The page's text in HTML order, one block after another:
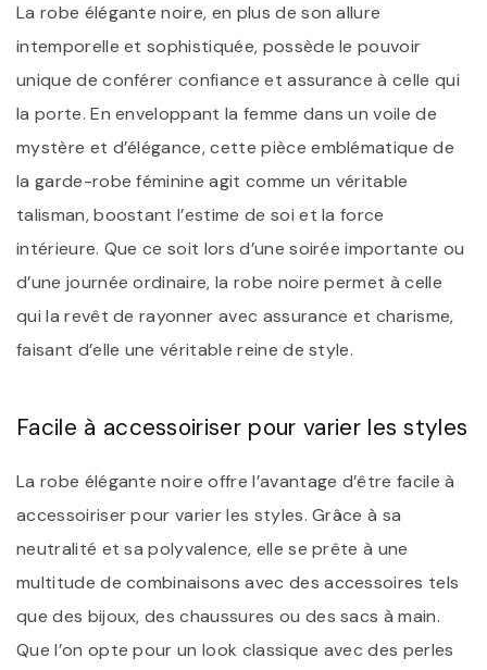
La robe élégante noire, en plus de son allure
intemporelle et sophistiquée, possède le pouvoir
unique de conférer confiance et assurance à celle qui
la porte. En enveloppant la femme dans un voile de
mystère et d’élégance, cette pièce emblématique de
la garde-robe féminine agit comme un véritable
talisman, boostant l’estime de soi et la force
intérieure. Que ce soit lors d’une soirée importante ou
d’une journée ordinaire, la robe noire permet à celle
qui la revêt de rayonner avec assurance et charisme,
faisant d’elle une véritable reine de style.
Facile à accessoiriser pour varier les styles
La robe élégante noire offre l’avantage d’être facile à
accessoiriser pour varier les styles. Grâce à sa
neutralité et sa polyvalence, elle se prête à une
multitude de combinaisons avec des accessoires tels
que des bijoux, des chaussures ou des sacs à main.
Que l’on opte pour un look classique avec des perles